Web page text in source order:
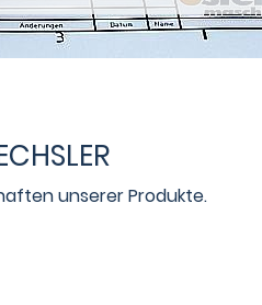
unserer Produkte.